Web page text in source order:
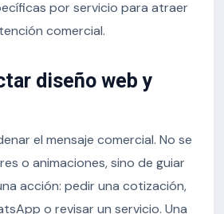
por servicio para atraer
comercial.
diseño web y
el mensaje comercial. No se
o animaciones, sino de guiar
acción: pedir una cotización,
o revisar un servicio. Una